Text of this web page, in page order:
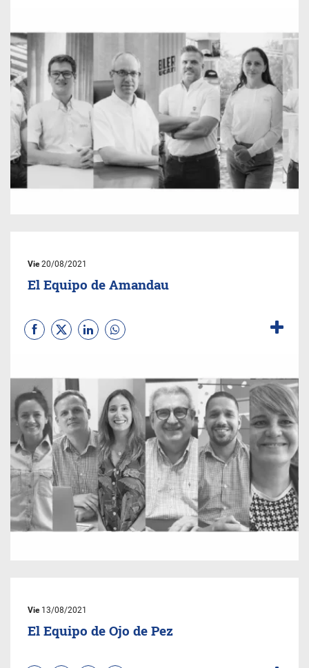
Vie20/08/2021
El Equipo de Amandau
Vie13/08/2021
El Equipo de Ojo de Pez